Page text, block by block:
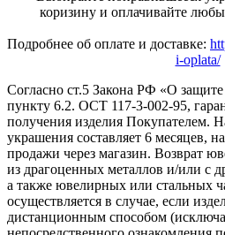
коризину и оплачивайте
Подробнее об оплате и доставке:
i-oplata/
Согласно ст.5 Закона РФ «О
пункту 6.2. ОСТ 117-3-002-95,
получения изделия Покупателем.
украшения составляет 6 месяцев,
продажи через магазин. Возврат
из драгоценных металлов и/или с
а также ювелирных или стальных
осуществляется в случае, если
дистанционным способом